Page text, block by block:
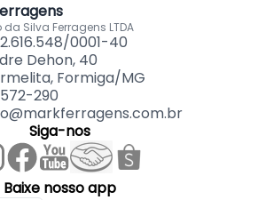
Silva Ferragens LTDA
0001-40
Dehon, 40
Formiga/MG
290
Siga-nos
Baixe nosso app